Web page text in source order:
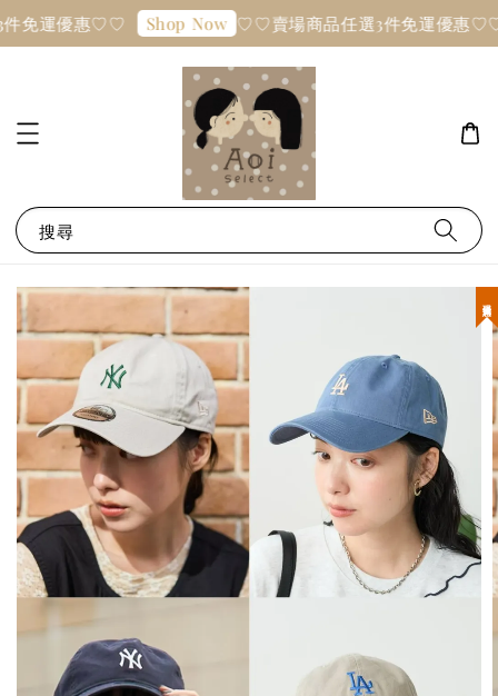
免運優惠♡♡ Shop Now ♡♡賣場商品任選3件免運優惠♡♡
搜尋